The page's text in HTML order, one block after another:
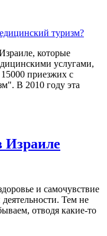
которые
услугами,
15000 приезжих с
В 2010 году эта
Израиле
и самочувствие
Тем не
отводя какие-то